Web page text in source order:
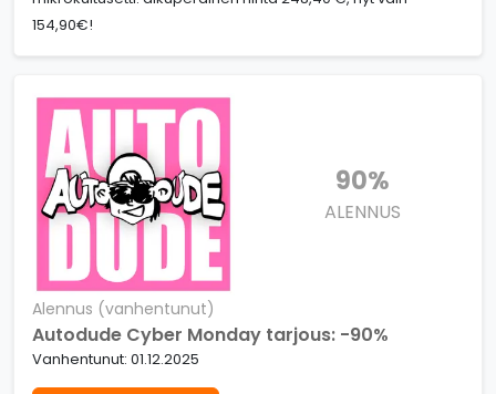
154,90€!
90%
ALENNUS
Alennus (vanhentunut)
Autodude Cyber Monday tarjous: -90%
Vanhentunut: 01.12.2025